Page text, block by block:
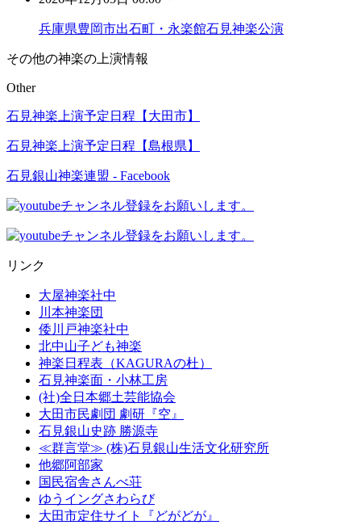
兵庫県豊岡市出石町・永楽館石見神楽公演
その他の神楽の上演情報
Other
石見神楽上演予定日程【大田市】
石見神楽上演予定日程【島根県】
石見銀山神楽連盟 - Facebook
リンク
大屋神楽社中
川本神楽団
倭川戸神楽社中
北中山子ども神楽
神楽日程表（KAGURAの杜）
石見神楽面・小林工房
(社)全日本郷土芸能協会
大田市民劇団 劇研『空』
石見銀山史跡 勝源寺
≪群言堂≫ (株)石見銀山生活文化研究所
他郷阿部家
国民宿舎さんべ荘
ゆうイングさわらび
大田市定住サイト『どがどが』